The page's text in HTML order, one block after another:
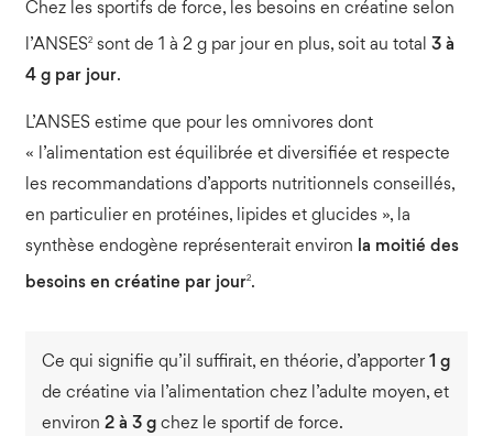
Chez les sportifs de force, les besoins en créatine selon
l’ANSES2sont de 1 à 2 g par jour en plus, soit au total 3 à
4 g par jour.
L’ANSES estime que pour les omnivores dont
« l’alimentation est équilibrée et diversifiée et respecte
les recommandations d’apports nutritionnels conseillés,
en particulier en protéines, lipides et glucides », la
synthèse endogène représenterait environ la moitié des
besoins en créatine par jour2.
Ce qui signifie qu’il suffirait, en théorie, d’apporter 1 g
de créatine via l’alimentation chez l’adulte moyen, et
environ 2 à 3 gchez le sportif de force.